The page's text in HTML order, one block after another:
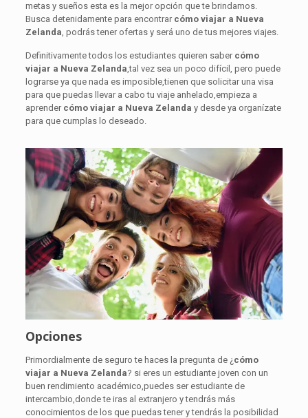
metas y sueños esta es la mejor opción que te brindamos.
Busca detenidamente para encontrar cómoviajar a Nueva
Zelanda, podrás tener ofertas y será uno de tus mejores viajes.
Definitivamente todos los estudiantes quieren saber cómo
viajar a Nueva Zelanda,tal vez sea un poco difícil, pero puede
lograrse ya que nada es imposible,tienen que solicitar una visa
para que puedas llevar a cabo tu viaje anhelado,empieza a
aprender cómoviajar a Nueva Zelanda y desde ya organízate
para que cumplas lo deseado.
Opciones
Primordialmente de seguro te haces la pregunta de ¿ cómo
viajar a Nueva Zelanda? si eres un estudiante joven con un
buen rendimiento académico,puedes ser estudiante de
intercambio,donde te iras al extranjero y tendrás más
conocimientos de los que puedas tener y tendrás la posibilidad